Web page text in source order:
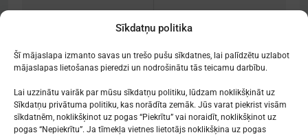
Sīkdatņu politika
Šī mājaslapa izmanto savas un trešo pušu sīkdatnes, lai palīdzētu uzlabot
mājaslapas lietošanas pieredzi un nodrošinātu tās teicamu darbību.
Lai uzzinātu vairāk par mūsu sīkdatņu politiku, lūdzam noklikšķināt uz
Sīkdatņu privātuma politiku, kas norādīta zemāk. Jūs varat piekrist visām
sīkdatnēm, noklikšķinot uz pogas “Piekrītu” vai noraidīt, noklikšķinot uz
pogas “Nepiekrītu”. Ja tīmekļa vietnes lietotājs noklikšķina uz pogas
bundzinieku līga
2019[:]
skolas svinēs 25
gadu jubileju![:]
Mākslu izglītības kompetences centrs